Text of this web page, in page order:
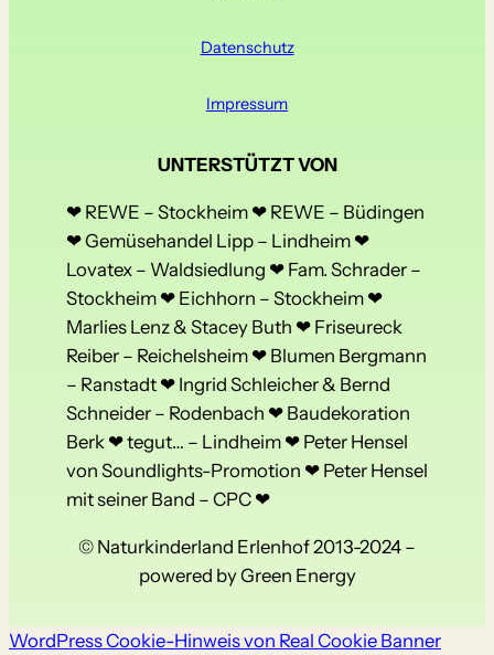
Datenschutz
Impressum
UNTERSTÜTZT VON
❤ REWE – Stockheim ❤ REWE – Büdingen
❤ Gemüsehandel Lipp – Lindheim ❤
Lovatex – Waldsiedlung ❤ Fam. Schrader –
Stockheim ❤ Eichhorn – Stockheim ❤
Marlies Lenz & Stacey Buth ❤ Friseureck
Reiber – Reichelsheim ❤ Blumen Bergmann
– Ranstadt ❤ Ingrid Schleicher & Bernd
Schneider – Rodenbach ❤ Baudekoration
Berk ❤ tegut… – Lindheim ❤ Peter Hensel
von Soundlights-Promotion ❤ Peter Hensel
mit seiner Band – CPC ❤
© Naturkinderland Erlenhof 2013-2024 –
powered by Green Energy
WordPress Cookie-Hinweis von Real Cookie Banner